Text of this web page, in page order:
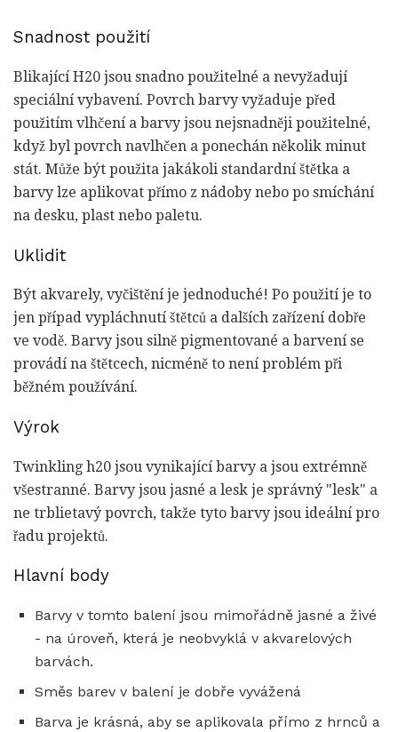
Snadnost použití
Blikající H20 jsou snadno použitelné a nevyžadují
speciální vybavení. Povrch barvy vyžaduje před
použitím vlhčení a barvy jsou nejsnadněji použitelné,
když byl povrch navlhčen a ponechán několik minut
stát. Může být použita jakákoli standardní štětka a
barvy lze aplikovat přímo z nádoby nebo po smíchání
na desku, plast nebo paletu.
Uklidit
Být akvarely, vyčištění je jednoduché! Po použití je to
jen případ vypláchnutí štětců a dalších zařízení dobře
ve vodě. Barvy jsou silně pigmentované a barvení se
provádí na štětcech, nicméně to není problém při
běžném používání.
Výrok
Twinkling h20 jsou vynikající barvy a jsou extrémně
všestranné. Barvy jsou jasné a lesk je správný "lesk" a
ne trblietavý povrch, takže tyto barvy jsou ideální pro
řadu projektů.
Hlavní body
Barvy v tomto balení jsou mimořádně jasné a živé
- na úroveň, která je neobvyklá v akvarelových
barvách.
Směs barev v balení je dobře vyvážená
Barva je krásná, aby se aplikovala přímo z hrnců a